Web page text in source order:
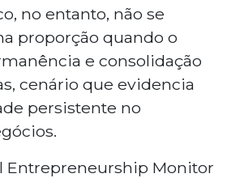
no entanto, não se
proporção quando o
e consolidação
cenário que evidencia
persistente no
Entrepreneurship Monitor